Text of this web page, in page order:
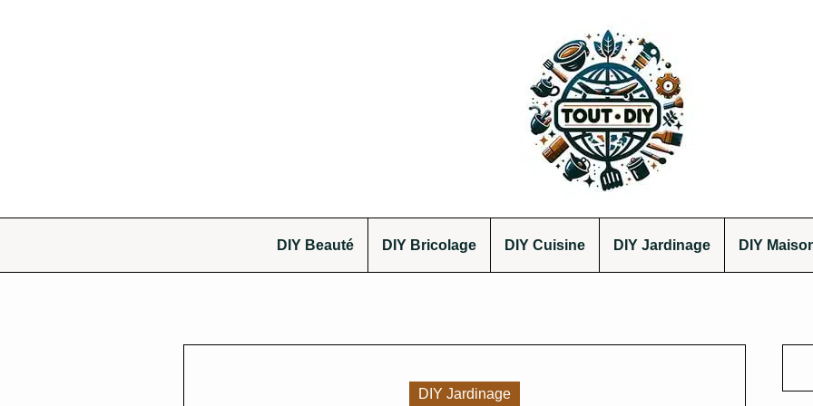
DIY Beauté DIY Bricolage DIY Cuisine DIY Jardinage DIY
DIY Jardinage